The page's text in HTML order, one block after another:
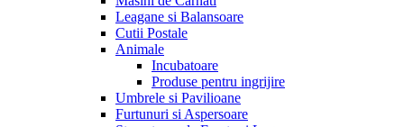
Leagane si Balansoare
Cutii Postale
Animale
Incubatoare
Produse pentru ingrijire
Umbrele si Pavilioane
Furtunuri si Aspersoare